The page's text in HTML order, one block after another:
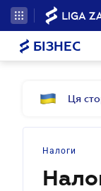
БІЗНЕС
Ця
Налоги